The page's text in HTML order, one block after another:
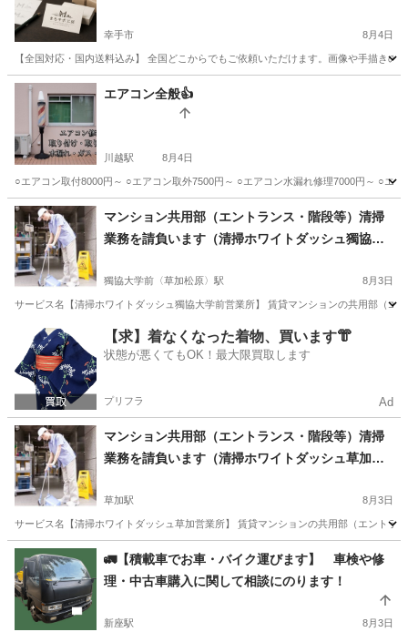
幸手市 8月4日
【全国対応・国内送料込み】 全国どこからでもご依頼いただけます。画像や手描き
埼玉 幸手市 エアコン全般👍
川越駅 8月4日
○エアコン取付8000円～ ○エアコン取外7500円～ ○エアコン水漏れ修理7000円～ ○エ
埼玉 川越市 その他 エアコンガスチャージ
マンション共用部（エントランス・階段等）清掃
業務を請負います（清掃ホワイトダッシュ獨協大
獨協大学前〈草加松原〉駅 8月3日
サービス名【清掃ホワイトダッシュ獨協大学前営業所】 賃貸マンションの共用部（
埼玉 草加市 獨協大学前〈草加松原〉駅 その他
【求】着なくなった着物、買います👘
状態が悪くてもOK！最大限買取します
プリフラ Ad
マンション共用部（エントランス・階段等）清掃
業務を請負います（清掃ホワイトダッシュ草加営
草加駅 8月3日
サービス名【清掃ホワイトダッシュ草加営業所】 賃貸マンションの共用部（エント
埼玉 草加市 草加駅 その他
🚛【積載車でお車・バイク運びます】 車検や修
理・中古車購入に関して相談にのります！
新座駅 8月3日